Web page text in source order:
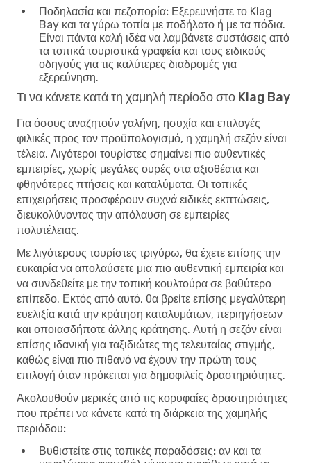
Ποδηλασία και πεζοπορία: Εξερευνήστε το Klag
Bay και τα γύρω τοπία με ποδήλατο ή με τα πόδια.
Είναι πάντα καλή ιδέα να λαμβάνετε συστάσεις από
τα τοπικά τουριστικά γραφεία και τους ειδικούς
οδηγούς για τις καλύτερες διαδρομές για
εξερεύνηση.
Τι να κάνετε κατά τη χαμηλή περίοδο στο Klag Bay
Για όσους αναζητούν γαλήνη, ησυχία και επιλογές
φιλικές προς τον προϋπολογισμό, η χαμηλή σεζόν είναι
τέλεια. Λιγότεροι τουρίστες σημαίνει πιο αυθεντικές
εμπειρίες, χωρίς μεγάλες ουρές στα αξιοθέατα και
φθηνότερες πτήσεις και καταλύματα. Οι τοπικές
επιχειρήσεις προσφέρουν συχνά ειδικές εκπτώσεις,
διευκολύνοντας την απόλαυση σε εμπειρίες
πολυτέλειας.
Με λιγότερους τουρίστες τριγύρω, θα έχετε επίσης την
ευκαιρία να απολαύσετε μια πιο αυθεντική εμπειρία και
να συνδεθείτε με την τοπική κουλτούρα σε βαθύτερο
επίπεδο. Εκτός από αυτό, θα βρείτε επίσης μεγαλύτερη
ευελιξία κατά την κράτηση καταλυμάτων, περιηγήσεων
και οποιασδήποτε άλλης κράτησης. Αυτή η σεζόν είναι
επίσης ιδανική για ταξιδιώτες της τελευταίας στιγμής,
καθώς είναι πιο πιθανό να έχουν την πρώτη τους
επιλογή όταν πρόκειται για δημοφιλείς δραστηριότητες.
Ακολουθούν μερικές από τις κορυφαίες δραστηριότητες
που πρέπει να κάνετε κατά τη διάρκεια της χαμηλής
περιόδου:
Βυθιστείτε στις τοπικές παραδόσεις: αν και τα